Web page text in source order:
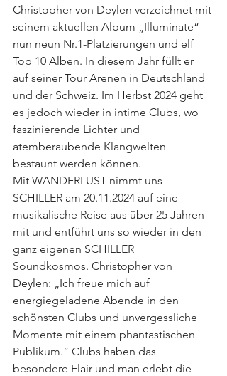
Christopher von Deylen verzeichnet mit
seinem aktuellen Album „Illuminate“
nun neun Nr.1-Platzierungen und elf
Top 10 Alben. In diesem Jahr füllt er
auf seiner Tour Arenen in Deutschland
und der Schweiz. Im Herbst 2024 geht
es jedoch wieder in intime Clubs, wo
faszinierende Lichter und
atemberaubende Klangwelten
bestaunt werden können.
Mit WANDERLUST nimmt uns
SCHILLER am 20.11.2024 auf eine
musikalische Reise aus über 25 Jahren
mit und entführt uns so wieder in den
ganz eigenen SCHILLER
Soundkosmos. Christopher von
Deylen: „Ich freue mich auf
energiegeladene Abende in den
schönsten Clubs und unvergessliche
Momente mit einem phantastischen
Publikum.” Clubs haben das
besondere Flair und man erlebt die